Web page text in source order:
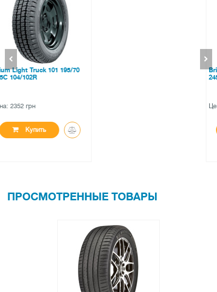
Bridgestone Potenza RE760
ПРОСМОТРЕННЫЕ ТОВАРЫ